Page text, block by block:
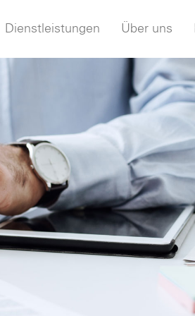
Dienstleistungen Über uns